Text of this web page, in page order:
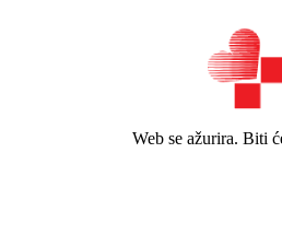
Web se ažurira. Biti